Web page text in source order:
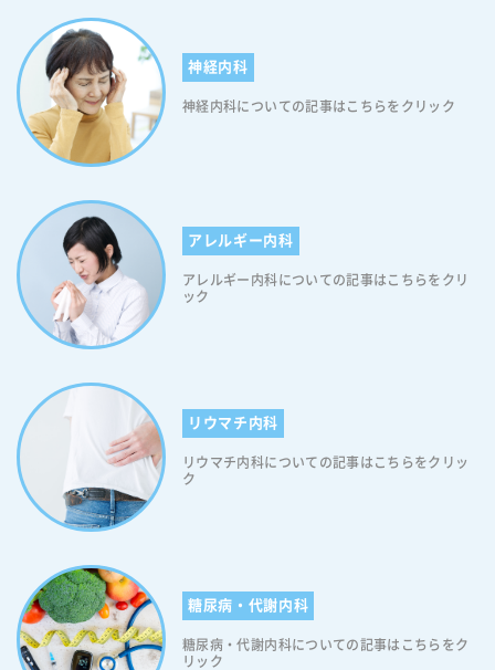
神経内科
神経内科についての記事はこちらをクリック
アレルギー内科
アレルギー内科についての記事はこちらをクリ
ック
リウマチ内科
リウマチ内科についての記事はこちらをクリッ
ク
糖尿病・代謝内科
糖尿病・代謝内科についての記事はこちらをク
リック